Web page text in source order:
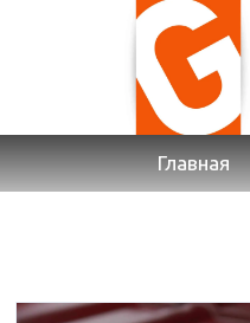
Главная